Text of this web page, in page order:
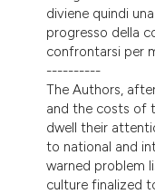
diviene quindi
progresso della
confrontarsi per
----------
The Authors,
and the costs of
dwell their
to national and
warned problem
culture finalized